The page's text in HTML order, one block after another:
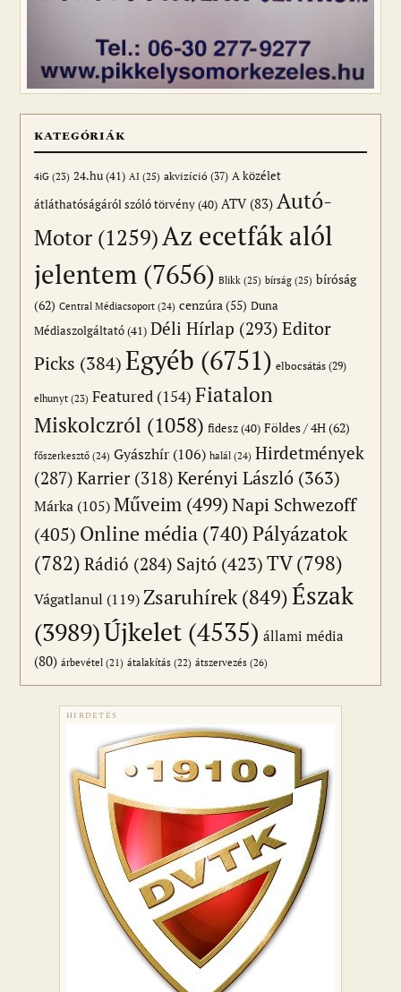
KATEGÓRIÁK
4iG (23) 24.hu(41) AI (25) akvizíció (37) A közélet
átláthatóságáról szóló törvény(40) ATV(83) Autó-
Motor (1259)Az ecetfák alól
jelentem (7656) Blikk (25) bírság (25) bíróság
(62) Central Médiacsoport (24) cenzúra(55) Duna
Médiaszolgáltató(41) Déli Hírlap (293) Editor
Picks (384)Egyéb (6751) elbocsátás (29)
elhunyt (23) Featured (154) Fiatalon
Miskolczról (1058) fidesz(40) Földes / 4H(62)
főszerkesztő (24) Gyászhír (106) halál (24) Hirdetmények
(287) Karrier(318) Kerényi László (363)
Márka (105) Műveim (499)Napi Schwezoff
(405) Online média (740)Pályázatok
(782) Rádió (284) Sajtó (423)TV(798)
Vágatlanul (119) Zsaruhírek (849)Észak
(3989)Újkelet (4535) állami média
(80) árbevétel (21) átalakítás (22) átszervezés (26)
HIRDETÉS